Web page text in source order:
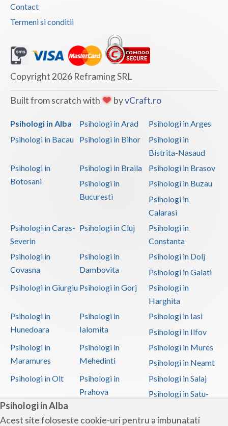
Psihologi in Alba
Acest site foloseste cookie-uri pentru a imbunatati
Contact
Termeni si conditii
Copyright 2026 Reframing SRL
Built from scratch with byvCraft.ro
Psihologi in Alba Psihologi in Arad
Psihologi in Arges
Psihologi in Bacau
Psihologi in Bihor
Psihologi in
Bistrita-Nasaud
Psihologi in
Botosani
Psihologi in Braila
Psihologi in Brasov
Psihologi in
Bucuresti
Psihologi in Buzau
Psihologi in
Calarasi
Psihologi in Caras-
Severin
Psihologi in Cluj
Psihologi in
Constanta
Psihologi in
Covasna
Psihologi in
Dambovita
Psihologi in Dolj
Psihologi in Galati
Psihologi in Giurgiu Psihologi in Gorj
Psihologi in
Harghita
Psihologi in
Hunedoara
Psihologi in
Ialomita
Psihologi in Iasi
Psihologi in Ilfov
Psihologi in
Maramures
Psihologi in
Mehedinti
Psihologi in Mures
Psihologi in Neamt
Psihologi in Olt
Psihologi in
Prahova
Psihologi in Salaj
Psihologi in Satu-
Psihologi in Sibiu
Psihologi in Psihologi in